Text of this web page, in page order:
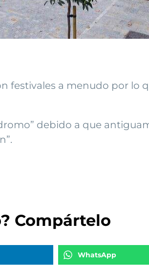
festivales a menudo por lo
debido a que
Compártelo
WhatsApp